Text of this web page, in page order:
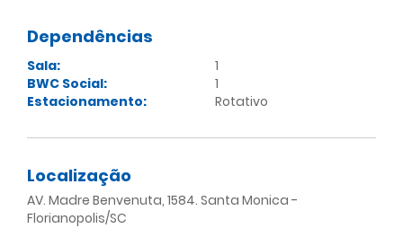
Dependências
Sala:
1
BWC Social:
1
Estacionamento:
Rotativo
Localização
AV. Madre Benvenuta, 1584. Santa Monica -
Florianopolis/SC